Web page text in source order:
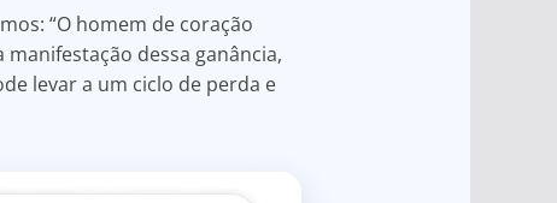
“O homem de coração
manifestação dessa ganância,
levar a um ciclo de perda e